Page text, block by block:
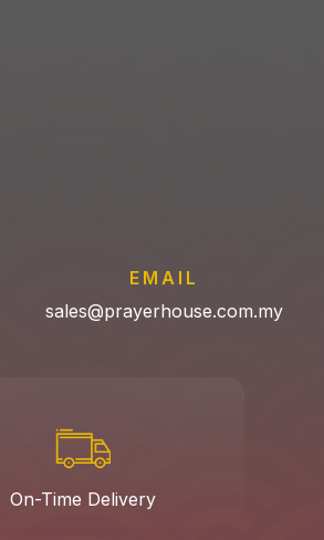
EMAIL
sales@prayerhouse.com.my
On-Time Delivery